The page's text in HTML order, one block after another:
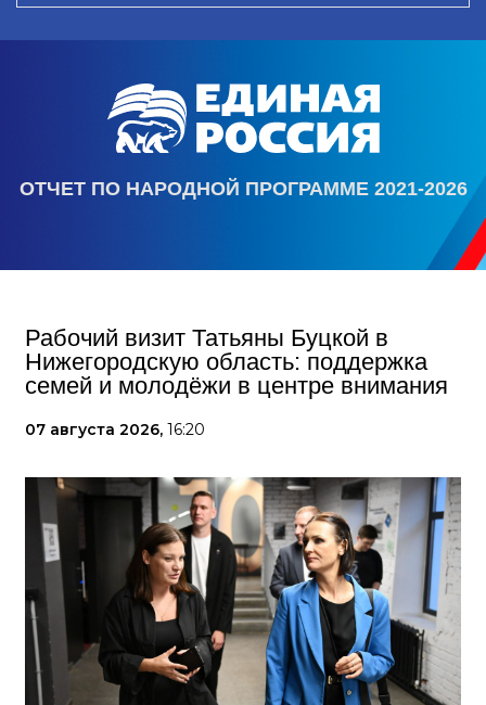
ОТЧЕТ ПО НАРОДНОЙ ПРОГРАММЕ 2021-2026
Рабочий визит Татьяны Буцкой в
Нижегородскую область: поддержка
семей и молодёжи в центре внимания
07 августа 2026, 16:20